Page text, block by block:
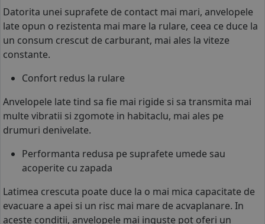
Datorita unei suprafete de contact mai mari, anvelopele
late opun o rezistenta mai mare la rulare, ceea ce duce la
un consum crescut de carburant, mai ales la viteze
constante.
Confort redus la rulare
Anvelopele late tind sa fie mai rigide si sa transmita mai
multe vibratii si zgomote in habitaclu, mai ales pe
drumuri denivelate.
Performanta redusa pe suprafete umede sau
acoperite cu zapada
Latimea crescuta poate duce la o mai mica capacitate de
evacuare a apei si un risc mai mare de acvaplanare. In
aceste conditii, anvelopele mai inguste pot oferi un